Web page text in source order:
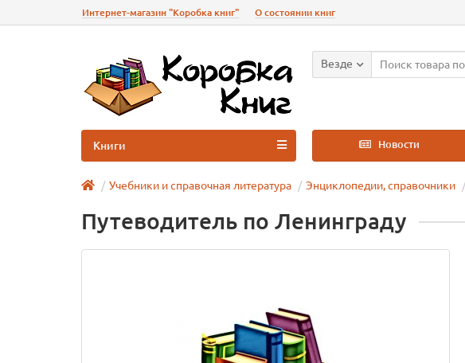
Интернет-магазин "Коробка книг" О состоянии книг
Везде
Новости
Книги
Учебники и справочная литература Энциклопедии, справочники
Путеводитель по Ленинграду